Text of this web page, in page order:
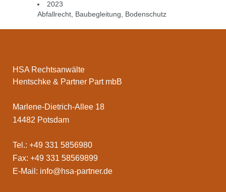
2023
Abfallrecht Baubegleitung Bodenschutz
HSA Rechtsanwälte
Hentschke & Partner Part mbB
Marlene-Dietrich-Allee 18
14482 Potsdam
Tel.: +49 331 5856980
Fax: +49 331 58569899
E-Mail: info@hsa-partner.de